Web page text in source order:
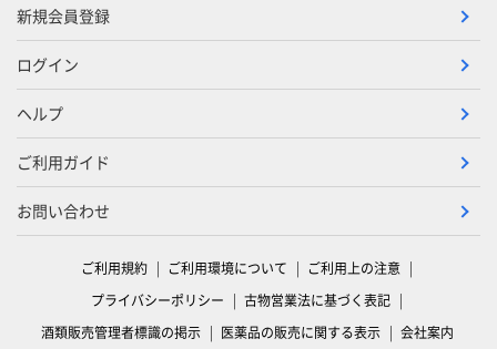
新規会員登録
ログイン
ヘルプ
ご利用ガイド
お問い合わせ
ご利用規約 ご利用環境について
ご利用上の注意
プライバシーポリシー
古物営業法に基づく表記
酒類販売管理者標識の掲示
医薬品の販売に関する表示 会社案内